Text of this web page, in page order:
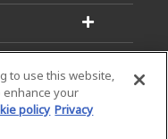
to use this website,
enhance your
policy Privacy